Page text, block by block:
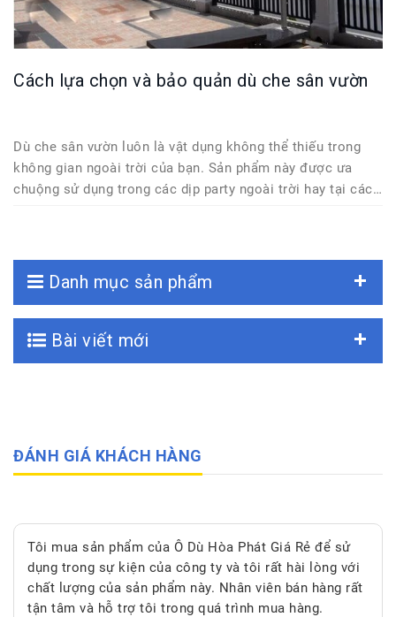
Cách lựa chọn và bảo quản dù che sân vườn
Dù che sân vườn luôn là vật dụng không thể thiếu trong
không gian ngoài trời của bạn. Sản phẩm này được ưa
chuộng sử dụng trong các dịp party ngoài trời hay tại các
Danh mục sản phẩm
Bài viết mới
ĐÁNH GIÁ KHÁCH HÀNG
Tôi mua sản phẩm của Ô Dù Hòa Phát Giá Rẻ để sử
dụng trong sự kiện của công ty và tôi rất hài lòng với
chất lượng của sản phẩm này. Nhân viên bán hàng rất
tận tâm và hỗ trợ tôi trong quá trình mua hàng.